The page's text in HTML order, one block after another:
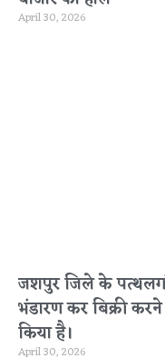
April 30, 2026
जशपुर जिले के
भंडारण कर बिक्री
किया है।
April 30, 2026